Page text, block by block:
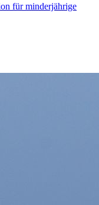
für minderjährige